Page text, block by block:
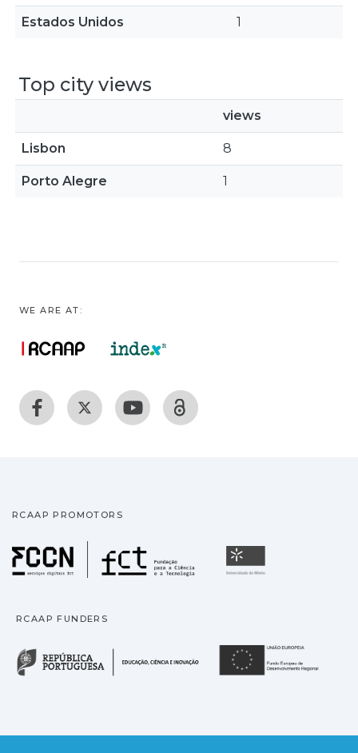
Estados Unidos 1
Top city views
views
Lisbon 8
Porto Alegre 1
WE ARE AT:
RCAAP PROMOTORS
Fundação para a
RCAAP FUNDERS
República Portuguesa